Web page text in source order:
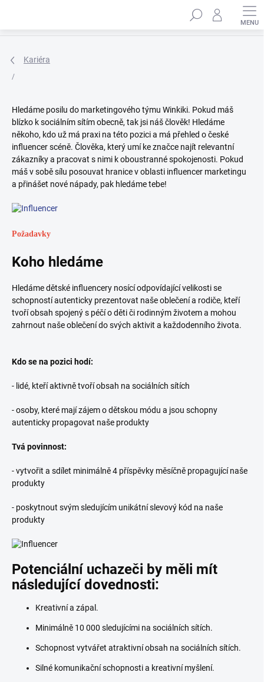
Hledat
Kariéra
/
Hledáme posilu do marketingového týmu Winkiki. Pokud máš
blízko k sociálním sítím obecně, tak jsi náš člověk! Hledáme
někoho, kdo už má praxi na této pozici a má přehled o české
influencer scéně. Člověka, který umí ke značce najít relevantní
zákazníky a pracovat s nimi k oboustranné spokojenosti. Pokud
máš v sobě sílu posouvat hranice v oblasti influencer marketingu
a přinášet nové nápady, pak hledáme tebe!
Požadavky
Koho hledáme
Hledáme dětské influencery nosící odpovídající velikosti se
schopností autenticky prezentovat naše oblečení a rodiče, kteří
tvoří obsah spojený s péčí o děti či rodinným životem a mohou
zahrnout naše oblečení do svých aktivit a každodenního života.
Kdo se na pozici hodí:
- lidé, kteří aktivně tvoří obsah na sociálních sítích
- osoby, které mají zájem o dětskou módu a jsou schopny
autenticky propagovat naše produkty
Tvá povinnost:
- vytvořit a sdílet minimálně 4 příspěvky měsíčně propagující naše
produkty
- poskytnout svým sledujícím unikátní slevový kód na naše
produkty
Potenciální uchazeči by měli mít
následující dovednosti:
Kreativní a zápal.
Minimálně 10 000 sledujícími na sociálních sítích.
Schopnost vytvářet atraktivní obsah na sociálních sítích.
Silné komunikační schopnosti a kreativní myšlení.